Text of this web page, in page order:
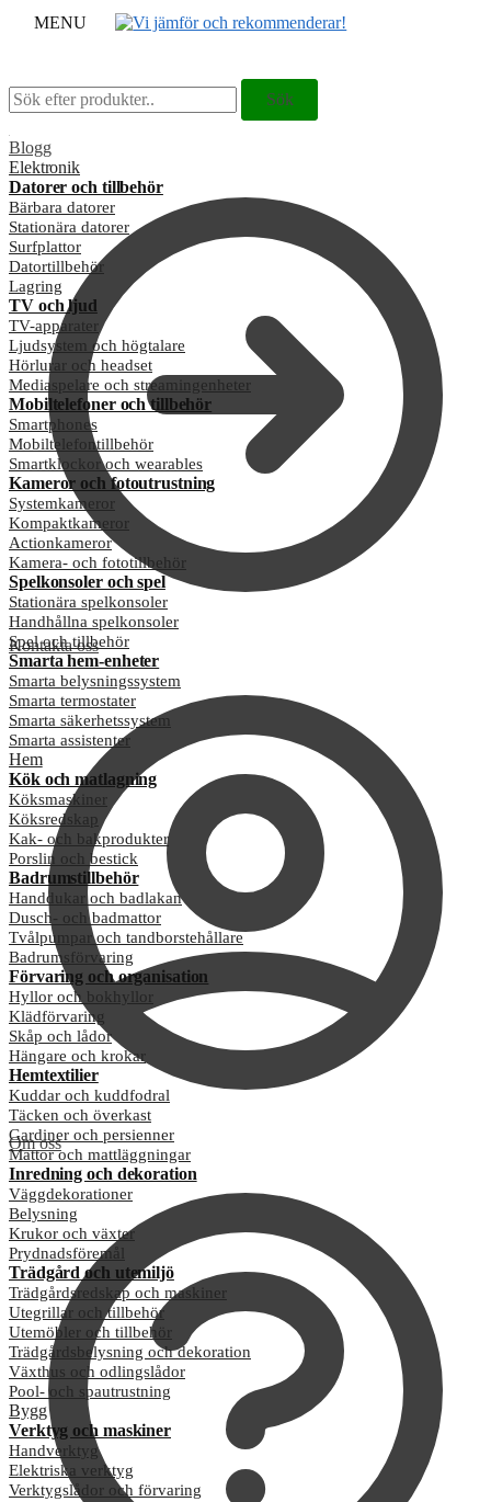
MENU
Sök
efter:
Sök
Blogg
Kontakta oss
Om oss
Sök
efter:
Sök
Elektronik
Datorer och tillbehör
Bärbara datorer
Stationära datorer
Surfplattor
Datortillbehör
Lagring
TV och ljud
TV-apparater
Ljudsystem och högtalare
Hörlurar och headset
Mediaspelare och streamingenheter
Mobiltelefoner och tillbehör
Smartphones
Mobiltelefontillbehör
Smartklockor och wearables
Kameror och fotoutrustning
Systemkameror
Kompaktkameror
Actionkameror
Kamera- och fototillbehör
Spelkonsoler och spel
Stationära spelkonsoler
Handhållna spelkonsoler
Spel och tillbehör
Smarta hem-enheter
Smarta belysningssystem
Smarta termostater
Smarta säkerhetssystem
Smarta assistenter
Hem
Kök och matlagning
Köksmaskiner
Köksredskap
Kak- och bakprodukter
Porslin och bestick
Badrumstillbehör
Handdukar och badlakan
Dusch- och badmattor
Tvålpumpar och tandborstehållare
Badrumsförvaring
Förvaring och organisation
Hyllor och bokhyllor
Klädförvaring
Skåp och lådor
Hängare och krokar
Hemtextilier
Kuddar och kuddfodral
Täcken och överkast
Gardiner och persienner
Mattor och mattläggningar
Inredning och dekoration
Väggdekorationer
Belysning
Krukor och växter
Prydnadsföremål
Trädgård och utemiljö
Trädgårdsredskap och maskiner
Utegrillar och tillbehör
Utemöbler och tillbehör
Trädgårdsbelysning och dekoration
Växthus och odlingslådor
Pool- och spautrustning
Bygg
Verktyg och maskiner
Handverktyg
Elektriska verktyg
Verktygslådor och förvaring